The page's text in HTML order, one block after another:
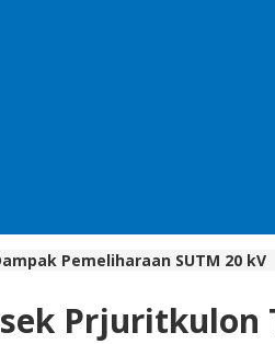
Pemeliharaan SUTM 20 kV